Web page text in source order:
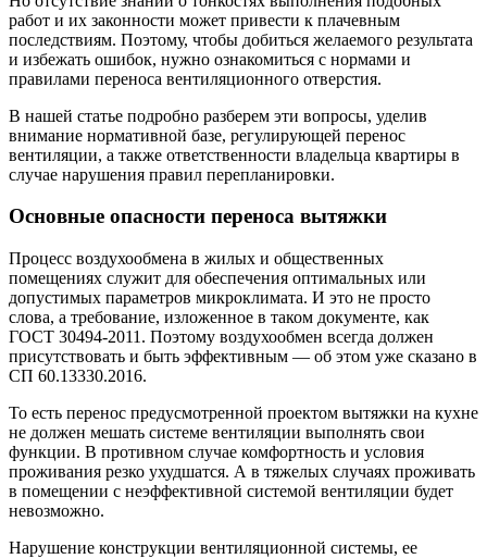
работ и их законности может привести к плачевным
последствиям. Поэтому, чтобы добиться желаемого результата
и избежать ошибок, нужно ознакомиться с нормами и
правилами переноса вентиляционного отверстия.
В нашей статье подробно разберем эти вопросы, уделив
внимание нормативной базе, регулирующей перенос
вентиляции, а также ответственности владельца квартиры в
случае нарушения правил перепланировки.
Основные опасности переноса вытяжки
Процесс воздухообмена в жилых и общественных
помещениях служит для обеспечения оптимальных или
допустимых параметров микроклимата. И это не просто
слова, а требование, изложенное в таком документе, как
ГОСТ 30494-2011. Поэтому воздухообмен всегда должен
присутствовать и быть эффективным — об этом уже сказано в
СП 60.13330.2016.
То есть перенос предусмотренной проектом вытяжки на кухне
не должен мешать системе вентиляции выполнять свои
функции. В противном случае комфортность и условия
проживания резко ухудшатся. А в тяжелых случаях проживать
в помещении с неэффективной системой вентиляции будет
невозможно.
Нарушение конструкции вентиляционной системы, ее